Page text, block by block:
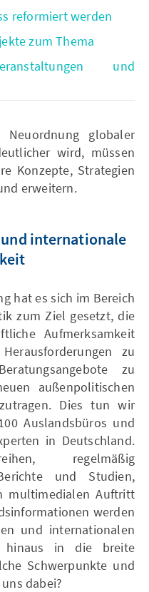
reformiert werden
zum Thema
und
globaler
wird, müssen
Konzepte, Strategien
erweitern.
internationale
hat es sich im Bereich
zum Ziel gesetzt, die
Aufmerksamkeit
zu
zu
außenpolitischen
Dies tun wir
Auslandsbüros und
in Deutschland.
regelmäßig
und Studien,
multimedialen Auftritt
werden
und internationalen
hinaus in die breite
Schwerpunkte und
dabei?